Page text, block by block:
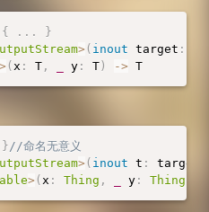
{ . . .
}
> ( inout target :
> ( x : T , y : T ) -> T
} //命名无意义
> ( inout t : target
> ( x : Thing , y : Thing